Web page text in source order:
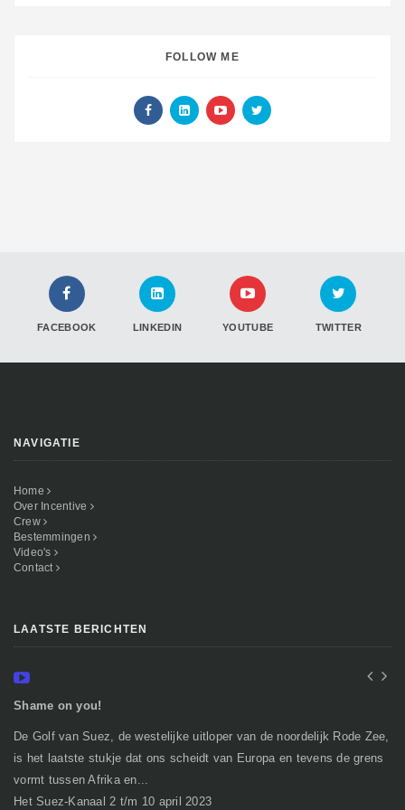
FOLLOW ME
FACEBOOK LINKEDIN YOUTUBE TWITTER
NAVIGATIE
Home
Over Incentive
Crew
Bestemmingen
Video's
Contact
LAATSTE BERICHTEN
Shame on you!
De Golf van Suez, de westelijke uitloper van de noordelijk Rode Zee,
is het laatste stukje dat ons scheidt van Europa en tevens de grens
vormt tussen Afrika en...
Het Suez-Kanaal 2 t/m 10 april 2023